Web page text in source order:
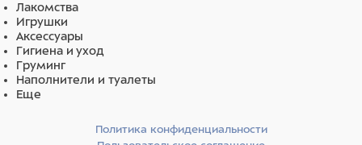
Лакомства
Игрушки
Аксессуары
Гигиена и уход
Груминг
Наполнители и туалеты
Еще
Политика конфиденциальности